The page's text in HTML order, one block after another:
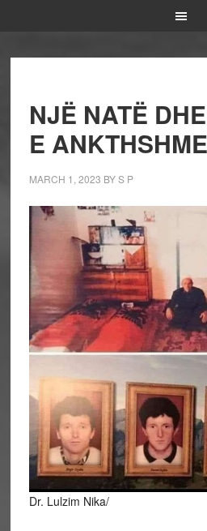
NJË NATË
E ANKTHSHME
MARCH 1, 2023 BYS P
Dr. Lulzim Nika/